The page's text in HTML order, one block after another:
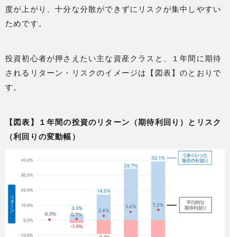
度が上がり、十分な分散ができずにリスクが集中しやすい
ためです。
投資初心者が押さえたい主な資産クラスと、１年間に期待
されるリターン・リスクのイメージは【図表】のとおりで
す。
【図表】１年間の投資のリターン（期待利回り）とリスク
（利回りの変動幅）